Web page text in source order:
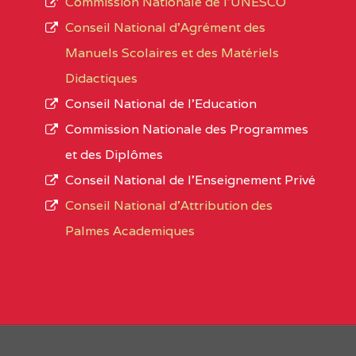
Noms
Localité
Région Noms
ADAMAOUA
ADAMAOUA
INSTITUT POLYVALENT
PINTADES BP :
L’offre d’éducation del’Enseignement
d’immatriculation du mois de septembre
suit :
1950 établissements publics
895 CES dont 86 Bilingues
1055 Lycées dont 351 Bilingues
72 établissements avec section bilingue
1358 établissements privés
Conseil National d’Agrément des
Manuels Scolaires et des Matériels
Didactiques
Conseil National de l’Education
Commission Nationale des Programmes
et des Diplômes
Conseil National de l’Enseignement Privé
Conseil National d'Attribution des
Palmes Academiques